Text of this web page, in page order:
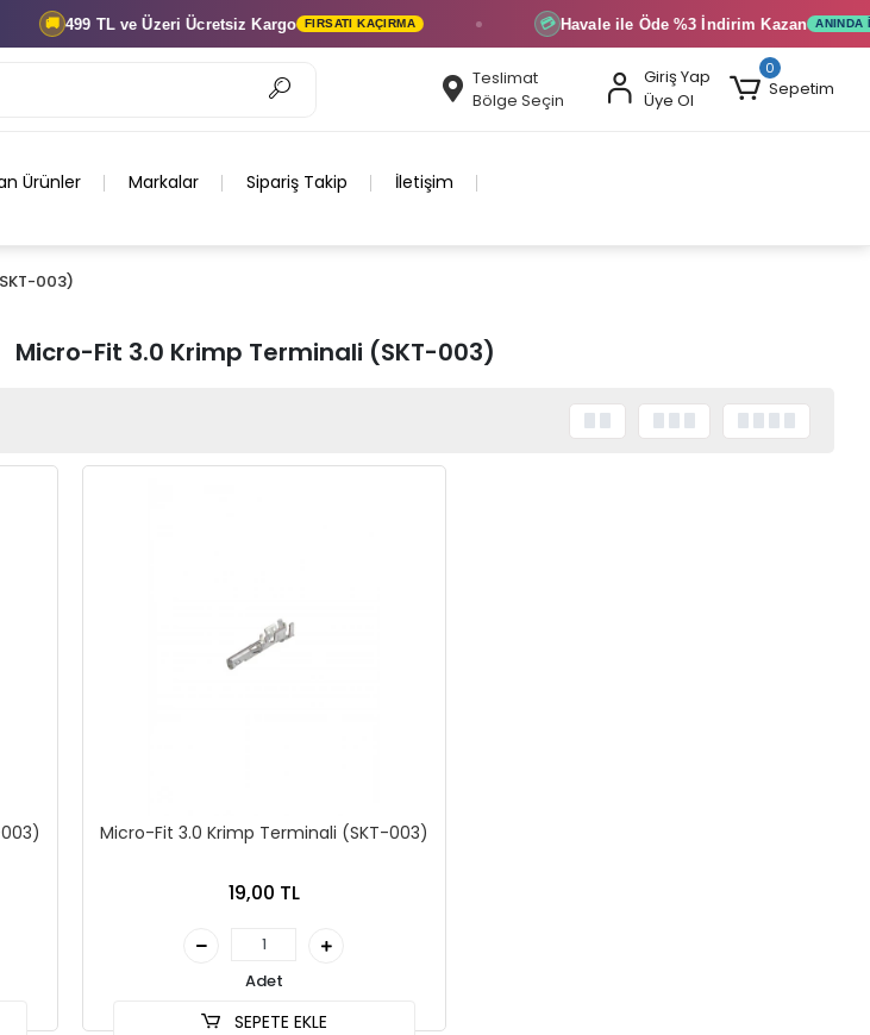
499 TL ve ÜzeriÜcretsiz Kargo FIRSATI KAÇIRMA Havale ile Öde%3 İndirimKazan ANINDA
Teslimat
Bölge Seçin
Giriş Yap
Üye Ol
0
Sepetim
Ürünler Markalar Sipariş Takip İletişim
003)
Micro-Fit 3.0 Krimp Terminali (SKT-003)
Micro-Fit 3.0 Krimp Terminali (SKT-003)
19,00 TL
Adet
SEPETE EKLE